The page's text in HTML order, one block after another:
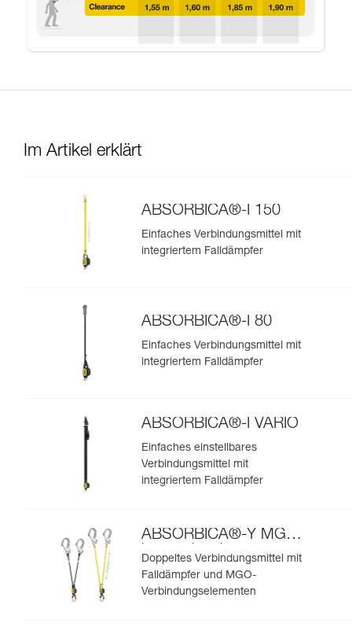
Im Artikel erklärt
ABSORBICA®-I 150
Einfaches Verbindungsmittel mit
integriertem Falldämpfer
ABSORBICA®-I 80
Einfaches Verbindungsmittel mit
integriertem Falldämpfer
ABSORBICA®-I VARIO
Einfaches einstellbares
Verbindungsmittel mit
integriertem Falldämpfer
ABSORBICA®-Y MGO
internationale
Ausführung
Doppeltes Verbindungsmittel mit
Falldämpfer und MGO-
Verbindungselementen